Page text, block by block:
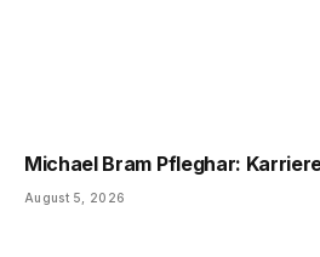
Michael Bram Pfleghar:
August 5, 2026